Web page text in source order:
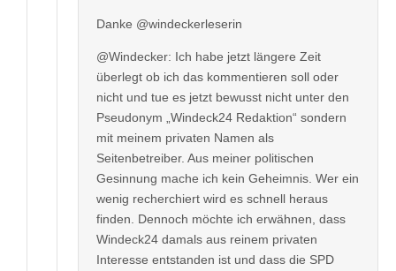
Danke @windeckerleserin
@Windecker: Ich habe jetzt längere Zeit
überlegt ob ich das kommentieren soll oder
nicht und tue es jetzt bewusst nicht unter den
Pseudonym „Windeck24 Redaktion“ sondern
mit meinem privaten Namen als
Seitenbetreiber. Aus meiner politischen
Gesinnung mache ich kein Geheimnis. Wer ein
wenig recherchiert wird es schnell heraus
finden. Dennoch möchte ich erwähnen, dass
Windeck24 damals aus reinem privaten
Interesse entstanden ist und dass die SPD